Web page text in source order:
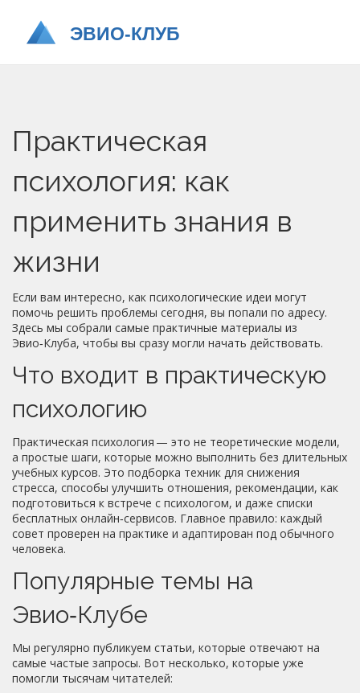
Практическая
психология: как
применить знания в
жизни
Если вам интересно, как психологические идеи могут
помочь решить проблемы сегодня, вы попали по адресу.
Здесь мы собрали самые практичные материалы из
Эвио‑Клуба, чтобы вы сразу могли начать действовать.
Что входит в практическую
психологию
Практическая психология — это не теоретические модели,
а простые шаги, которые можно выполнить без длительных
учебных курсов. Это подборка техник для снижения
стресса, способы улучшить отношения, рекомендации, как
подготовиться к встрече с психологом, и даже списки
бесплатных онлайн‑сервисов. Главное правило: каждый
совет проверен на практике и адаптирован под обычного
человека.
Популярные темы на
Эвио‑Клубе
Мы регулярно публикуем статьи, которые отвечают на
самые частые запросы. Вот несколько, которые уже
помогли тысячам читателей: